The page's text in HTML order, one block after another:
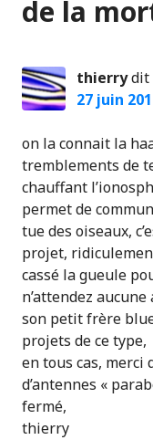
de la
thierrydit
27 juin
on la connait la
tremblements de
chauffant
permet de
tue des oiseaux,
projet,
cassé la gueule
n’attendez
son petit frère
projets de ce type,
en tous cas, merci
d’antennes «
fermé,
thierry